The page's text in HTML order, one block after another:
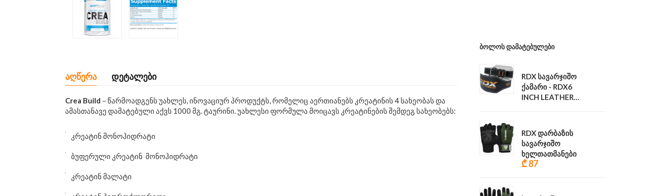
აღწერა დეტალები
Crea Build – წარმოადგენს უახლეს, ინოვაციურ პროდუქტს, რომელიც აერთიანებს კრეატინის 4 სახეობას და
ამასთანავე დამატებული აქვს 1000 მგ. ტაურინი. უახლესი ფორმულა მოიცავს კრეატინების შემდეგ სახეობებს:
კრეატინ მონოჰიდრატი
ბუფერული კრეატინ მონოჰიდრატი
კრეატინ მალატი
ᲑᲝᲚᲝᲡ ᲓᲐᲛᲐᲢᲔᲑᲣᲚᲔᲑᲘ
RDX სავარჯიშო
ქამარი - RDX6
INCH LEATHER
RDX დარბაზის
სავარჯიშო
ხელთათმანები
₾ 87